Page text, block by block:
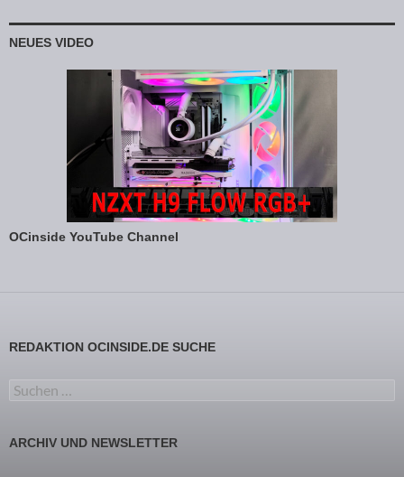
NEUES VIDEO
OCinside YouTube Channel
REDAKTION OCINSIDE.DE SUCHE
Suchen nach:
ARCHIV UND NEWSLETTER